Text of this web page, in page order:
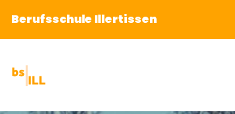
Berufsschule Illertissen